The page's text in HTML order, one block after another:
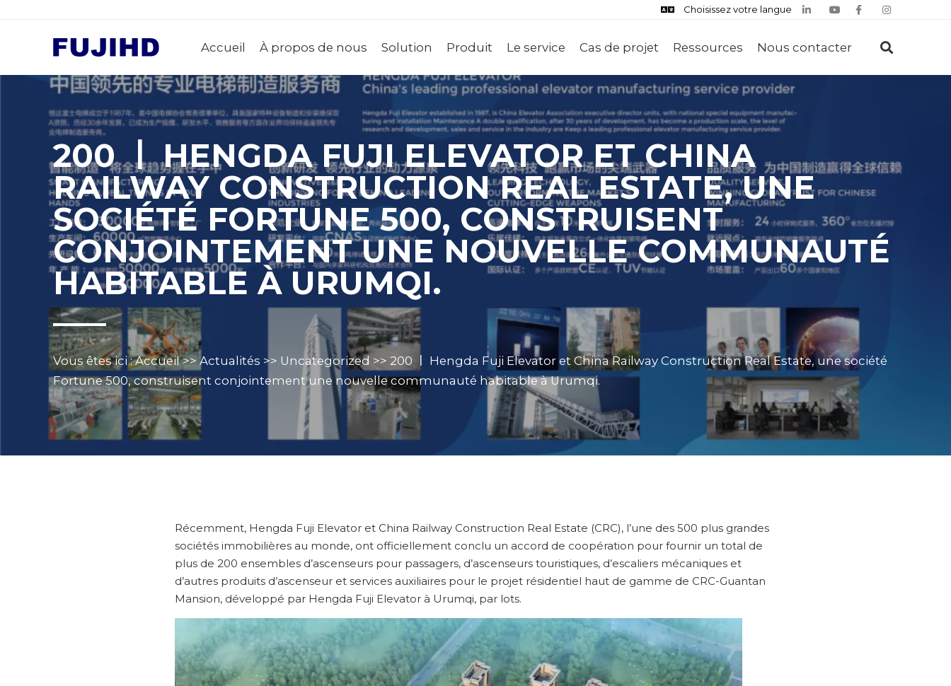
Choisissez votre langue
Accueil À propos de nous Solution Produit Le service Cas de projet Ressources Nous contacter
200 ￜ HENGDA FUJI ELEVATOR ET CHINA
RAILWAY CONSTRUCTION REAL ESTATE, UNE
SOCIÉTÉ FORTUNE 500, CONSTRUISENT
CONJOINTEMENT UNE NOUVELLE COMMUNAUTÉ
HABITABLE À URUMQI.
Vous êtes ici :Accueil>>Actualités >> Uncategorized >> 200 ￜ Hengda Fuji Elevator et China Railway Construction Real Estate, une société
Fortune 500, construisent conjointement une nouvelle communauté habitable à Urumqi.
Récemment, Hengda Fuji Elevator et China Railway Construction Real Estate (CRC), l’une des 500 plus grandes
sociétés immobilières au monde, ont officiellement conclu un accord de coopération pour fournir un total de
plus de 200 ensembles d’ascenseurs pour passagers, d’ascenseurs touristiques, d’escaliers mécaniques et
d’autres produits d’ascenseur et services auxiliaires pour le projet résidentiel haut de gamme de CRC-Guantan
Mansion, développé par Hengda Fuji Elevator à Urumqi, par lots.